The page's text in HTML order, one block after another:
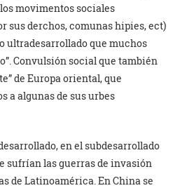
movimentos sociales
sus derchos, comunas hipies, ect)
ultradesarrollado que muchos
Convulsión social que también
de Europa oriental, que
a algunas de sus urbes
en el subdesarrollado
sufrían las guerras de invasión
de Latinoamérica. En China se